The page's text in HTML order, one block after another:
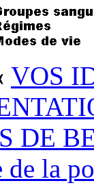
VOS
DE
la